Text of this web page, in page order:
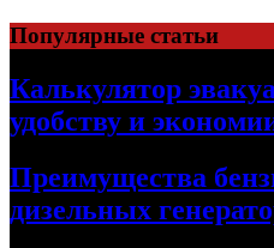
Skip
to
content
Популярные статьи
Калькулятор
удобству и
Преимущества
дизельных